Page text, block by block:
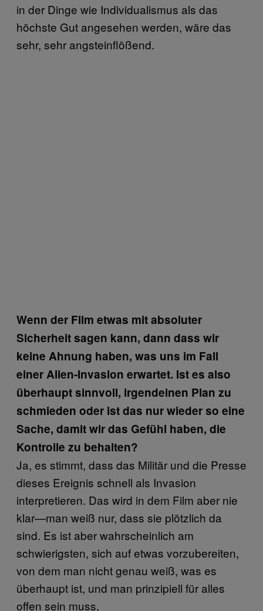
in der Dinge wie Individualismus als das
höchste Gut angesehen werden, wäre das
sehr, sehr angsteinflößend.
Wenn der Film etwas mit absoluter
Sicherheit sagen kann, dann dass wir
keine Ahnung haben, was uns im Fall
einer Alien-Invasion erwartet. Ist es also
überhaupt sinnvoll, irgendeinen Plan zu
schmieden oder ist das nur wieder so eine
Sache, damit wir das Gefühl haben, die
Kontrolle zu behalten?
Ja, es stimmt, dass das Militär und die Presse
dieses Ereignis schnell als Invasion
interpretieren. Das wird in dem Film aber nie
klar—man weiß nur, dass sie plötzlich da
sind. Es ist aber wahrscheinlich am
schwierigsten, sich auf etwas vorzubereiten,
von dem man nicht genau weiß, was es
überhaupt ist, und man prinzipiell für alles
offen sein muss.